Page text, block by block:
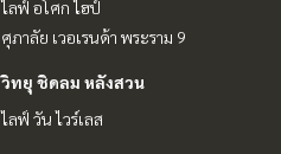
ไลฟ์ อโศก ไฮป์
ศุภาลัย เวอเรนด้า พระราม 9
วิทยุ ชิดลม หลังสวน
ไลฟ์ วัน ไวร์เลส